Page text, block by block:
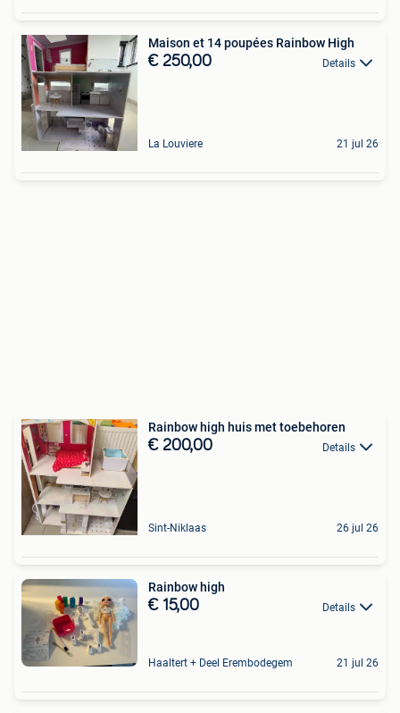
Maison et 14 poupées Rainbow High
€ 250,00 Details
La Louviere 21 jul 26
Rainbow high huis met toebehoren
€ 200,00 Details
Sint-Niklaas 26 jul 26
Rainbow high
€ 15,00 Details
Haaltert + Deel Erembodegem 21 jul 26